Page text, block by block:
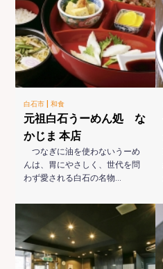
白石市 |和食
元祖白石うーめん処 な
かじま 本店
つなぎに油を使わないうーめ
んは、胃にやさしく、世代を問
わず愛される白石の名物…